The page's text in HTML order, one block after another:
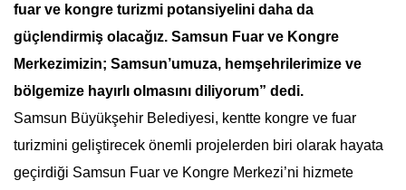
fuar ve kongre turizmi potansiyelini daha da
güçlendirmiş olacağız. Samsun Fuar ve Kongre
Merkezimizin; Samsun’umuza, hemşehrilerimize ve
bölgemize hayırlı olmasını diliyorum” dedi.
Samsun Büyükşehir Belediyesi, kentte kongre ve fuar
turizmini geliştirecek önemli projelerden biri olarak hayata
geçirdiği Samsun Fuar ve Kongre Merkezi’ni hizmete